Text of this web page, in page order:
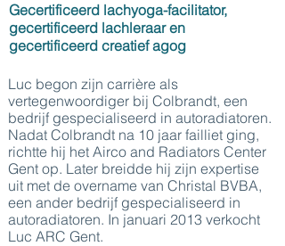
Gecertificeerd lachyoga-facilitator,
gecertificeerd lachleraar en
gecertificeerd creatief agog
Luc begon zijn carrière als
vertegenwoordiger bij Colbrandt, een
bedrijf gespecialiseerd in autoradiatoren.
Nadat Colbrandt na 10 jaar failliet ging,
richtte hij het Airco and Radiators Center
Gent op. Later breidde hij zijn expertise
uit met de overname van Christal BVBA,
een ander bedrijf gespecialiseerd in
autoradiatoren. In januari 2013 verkocht
Luc ARC Gent.